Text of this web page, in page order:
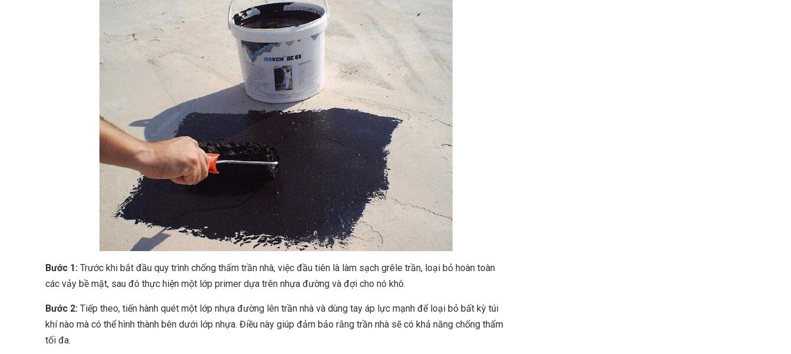
Bước 1: Trước khi bắt đầu quy trình chống thấm trần nhà, việc đầu tiên là làm sạch grêle trần, loại bỏ hoàn toàn
các vảy bề mặt, sau đó thực hiện một lớp primer dựa trên nhựa đường và đợi cho nó khô.
Bước 2: Tiếp theo, tiến hành quét một lớp nhựa đường lên trần nhà và dùng tay áp lực mạnh để loại bỏ bất kỳ túi
khí nào mà có thể hình thành bên dưới lớp nhựa. Điều này giúp đảm bảo rằng trần nhà sẽ có khả năng chống thấm
tối đa.